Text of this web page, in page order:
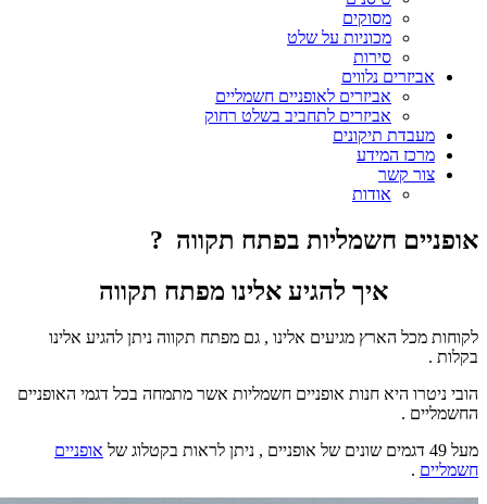
מסוקים
מכוניות על שלט
סירות
אביזרים נלווים
אביזרים לאופניים חשמליים
אביזרים לתחביב בשלט רחוק
מעבדת תיקונים
מרכז המידע
צור קשר
אודות
אופניים חשמליות בפתח תקווה ?
איך להגיע אלינו מפתח תקווה
לקוחות מכל הארץ מגיעים אלינו , גם מפתח תקווה ניתן להגיע אלינו
בקלות .
הובי ניטרו היא חנות אופניים חשמליות אשר מתמחה בכל דגמי האופניים
החשמליים .
מעל 49 דגמים שונים של אופניים , ניתן לראות בקטלוג של
אופניים
חשמליים .